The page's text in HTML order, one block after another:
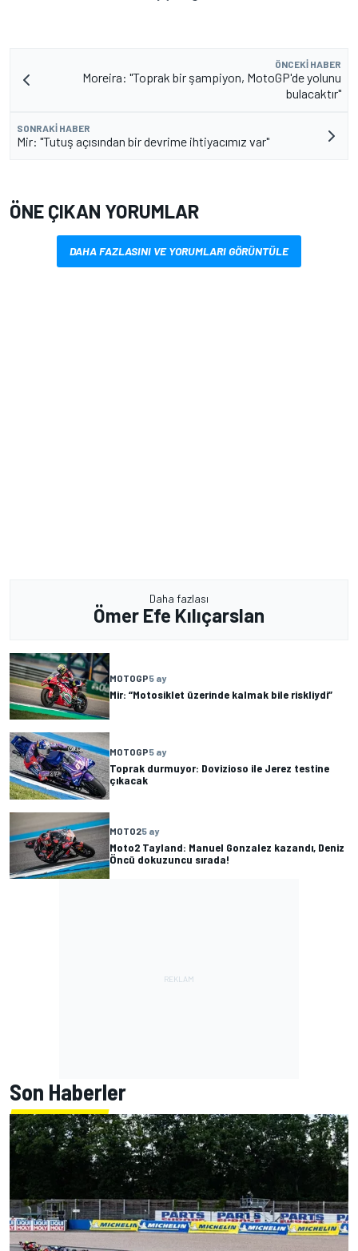
ÖNCEKI HABER
Moreira: "Toprak bir şampiyon, MotoGP'de yolunu
bulacaktır"
SONRAKI HABER
Mir: "Tutuş açısından bir devrime ihtiyacımız var"
ÖNE ÇIKAN YORUMLAR
DAHA FAZLASINI VE YORUMLARI GÖRÜNTÜLE
Daha fazlası
Ömer Efe Kılıçarslan
MOTOGP5 ay
Mir: “Motosiklet üzerinde kalmak bile riskliydi”
MOTOGP5 ay
Toprak durmuyor: Dovizioso ile Jerez testine
çıkacak
MOTO25 ay
Moto2 Tayland: Manuel Gonzalez kazandı, Deniz
Öncü dokuzuncu sırada!
Son Haberler